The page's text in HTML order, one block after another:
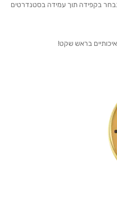
בקפידה תוך עמידה בסטנדרטים
בראש שקט!